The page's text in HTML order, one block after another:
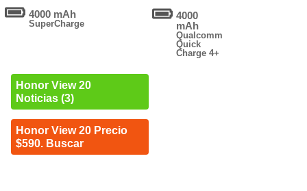
4000 mAh
SuperCharge
Honor View 20
Noticias (3)
Honor View 20 Precio
$590. Buscar
4000
mAh
Qualcomm
Quick
Charge 4+